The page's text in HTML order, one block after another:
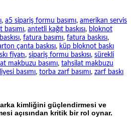
, a5 sipariş formu basımı, amerikan servis
basımı, antetli kağıt baskısı, bloknot
, fatura basımı, fatura baskısı,
çanta baskısı, küp bloknot baskı
fiyatı, sipariş formu baskısı, sürekli
makbuzu basımı, tahsilat makbuzu
basımı, torba zarf basımı, zarf baskı
kimliğini güçlendirmesi ve
açısından kritik bir rol oynar.